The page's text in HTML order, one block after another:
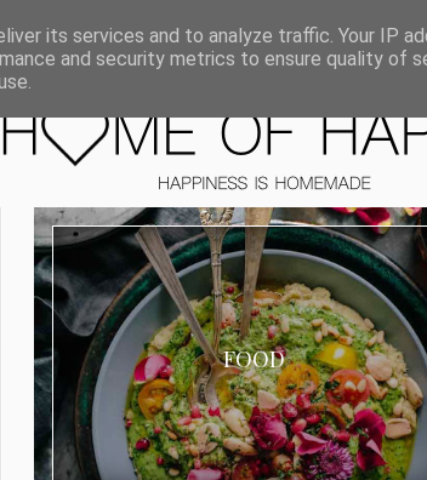
FOOD
its services and to analyze traffic. Your IP
and security metrics to ensure quality of